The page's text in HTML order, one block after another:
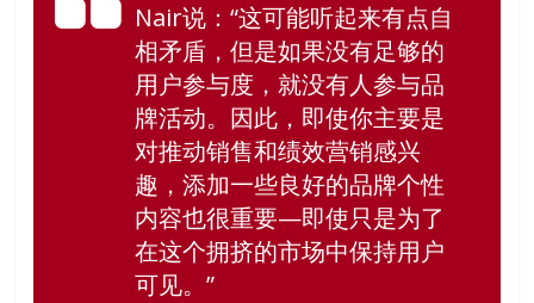
Nair说：“这可能听起来有点自
相矛盾，但是如果没有足够的
用户参与度，就没有人参与品
牌活动。因此，即使你主要是
对推动销售和绩效营销感兴
趣，添加一些良好的品牌个性
内容也很重要—即使只是为了
在这个拥挤的市场中保持用户
可见。”